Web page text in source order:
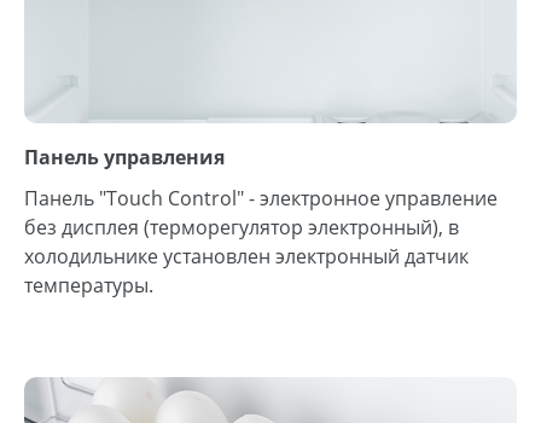
Панель управления
Панель "Touch Control" - электронное управление
без дисплея (терморегулятор электронный), в
холодильнике установлен электронный датчик
температуры.